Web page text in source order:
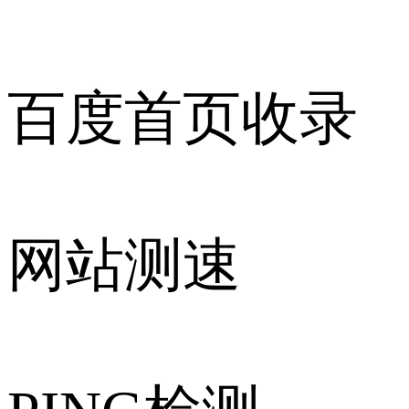
百度首页收录
网站测速